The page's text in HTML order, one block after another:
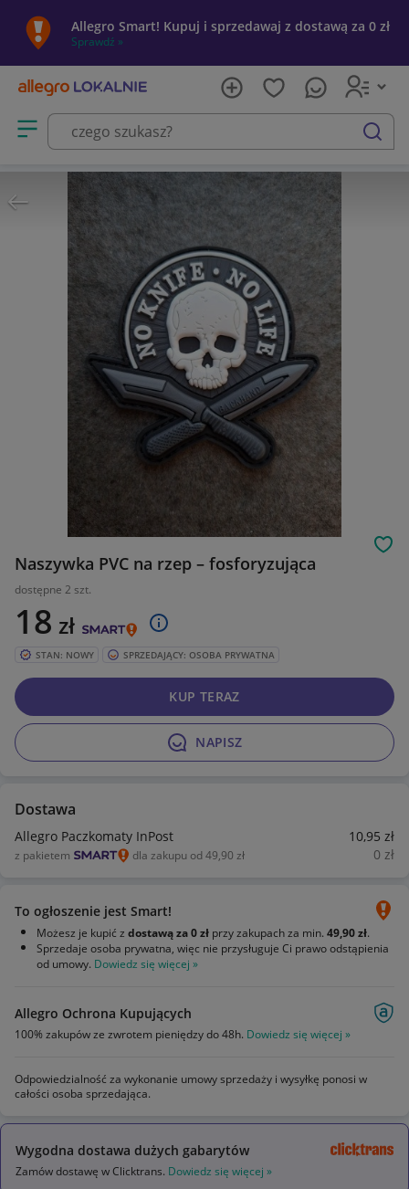
Allegro Smart! Kupuj i sprzedawaj z dostawą za 0 zł
Sprawdź »
Otwórz menu z kategoriami
szukaj
Naszywka PVC na rzep – fosforyzująca
dostępne 2 szt.
18 zł
STAN: NOWY SPRZEDAJĄCY: OSOBA PRYWATNA
NAPISZ
KUP TERAZ
Dostawa
Allegro Paczkomaty InPost 10,95 zł
z pakietem dla zakupu od 49,90 zł 0 zł
To ogłoszenie jest Smart!
Możesz je kupić z dostawą za 0 zł przy zakupach za min. 49,90 zł.
Sprzedaje osoba prywatna, więc nie przysługuje Ci prawo odstąpienia
od umowy. Dowiedz się więcej »
Allegro Ochrona Kupujących
100% zakupów ze zwrotem pieniędzy do 48h. Dowiedz się więcej »
Odpowiedzialność za wykonanie umowy sprzedaży i wysyłkę ponosi w
całości osoba sprzedająca.
Wygodna dostawa dużych gabarytów
Zamów dostawę w Clicktrans. Dowiedz się więcej »